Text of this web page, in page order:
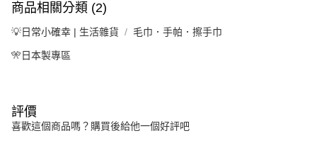
商品相關分類 (2)
💡日常小確幸 | 生活雜貨 毛巾．手帕．擦手巾
🎌日本製專區
評價
喜歡這個商品嗎？購買後給他一個好評吧